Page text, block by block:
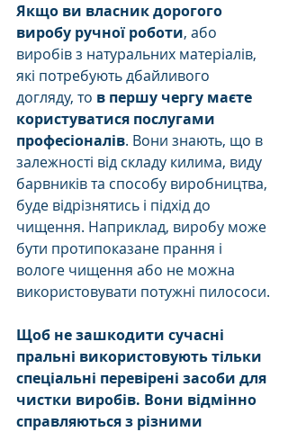
Якщо ви власник дорогого
виробу ручної роботи, або
виробів з натуральних матеріалів,
які потребують дбайливого
догляду, то в першу чергу маєте
користуватися послугами
професіоналів. Вони знають, що в
залежності від складу килима, виду
барвників та способу виробництва,
буде відрізнятись і підхід до
чищення. Наприклад, виробу може
бути протипоказане прання і
вологе чищення або не можна
використовувати потужні пилососи.
Щоб не зашкодити сучасні
пральні використовують тільки
спеціальні перевірені засоби для
чистки виробів. Вони відмінно
справляються з різними